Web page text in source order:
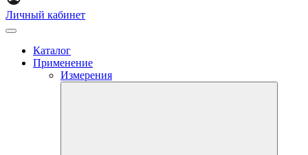
Личный кабинет
Каталог
Применение
Измерения